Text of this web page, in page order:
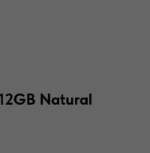
Natural